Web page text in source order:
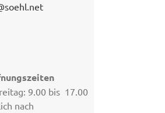
9.00 bis 17.00
nach